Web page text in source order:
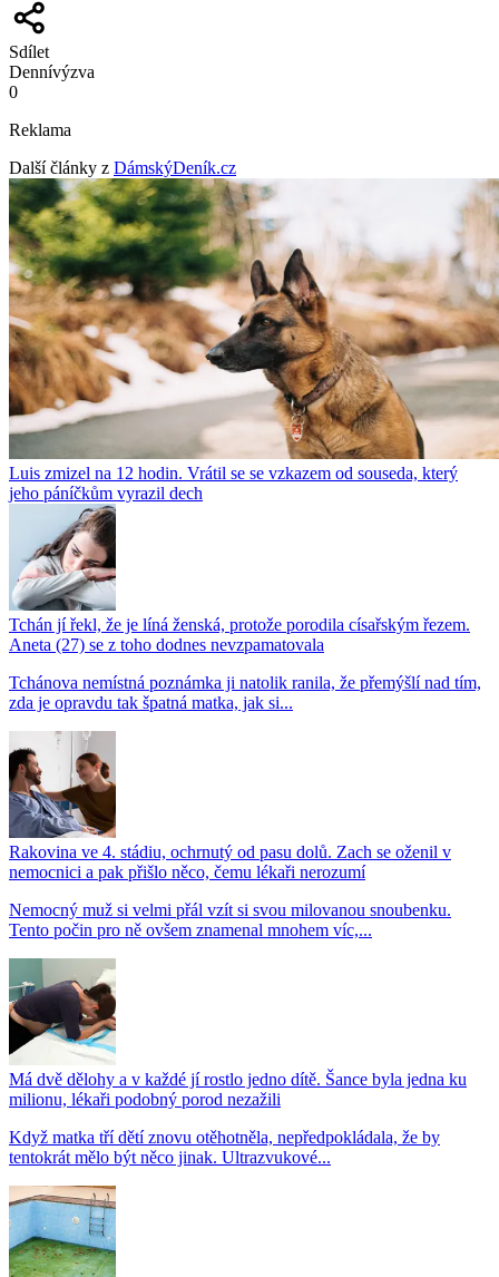
Sdílet
Dennívýzva
0
Reklama
Další články z DámskýDeník.cz
Luis zmizel na 12 hodin. Vrátil se se vzkazem od souseda, který
jeho páníčkům vyrazil dech
Tchán jí řekl, že je líná ženská, protože porodila císařským řezem.
Aneta (27) se z toho dodnes nevzpamatovala
Tchánova nemístná poznámka ji natolik ranila, že přemýšlí nad tím,
zda je opravdu tak špatná matka, jak si...
Rakovina ve 4. stádiu, ochrnutý od pasu dolů. Zach se oženil v
nemocnici a pak přišlo něco, čemu lékaři nerozumí
Nemocný muž si velmi přál vzít si svou milovanou snoubenku.
Tento počin pro ně ovšem znamenal mnohem víc,...
Má dvě dělohy a v každé jí rostlo jedno dítě. Šance byla jedna ku
milionu, lékaři podobný porod nezažili
Když matka tří dětí znovu otěhotněla, nepředpokládala, že by
tentokrát mělo být něco jinak. Ultrazvukové...